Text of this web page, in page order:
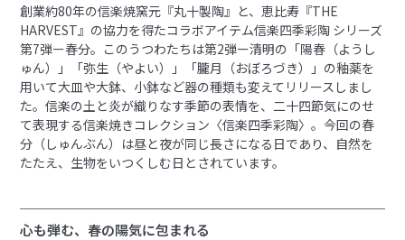
創業約80年の信楽焼窯元『丸十製陶』と、恵比寿『THE
HARVEST』の協力を得たコラボアイテム信楽四季彩陶 シリーズ
第7弾ー春分。このうつわたちは第2弾ー清明の「陽春（ようし
ゅん）」「弥生（やよい）」「朧月（おぼろづき）」の釉薬を
用いて大皿や大鉢、小鉢など器の種類も変えてリリースしまし
た。信楽の土と炎が織りなす季節の表情を、二十四節気にのせ
て表現する信楽焼きコレクション〈信楽四季彩陶〉。今回の春
分（しゅんぶん）は昼と夜が同じ長さになる日であり、自然を
たたえ、生物をいつくしむ日とされています。
心も弾む、春の陽気に包まれる